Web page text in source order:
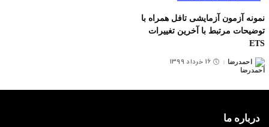
نمونه آزمون آزمایشی تافل همراه با
توضیحات مرتبط با آخرین تغییرات
ETS
ارسال
شده
احمدرضا 16 خرداد 1399
درباره ما